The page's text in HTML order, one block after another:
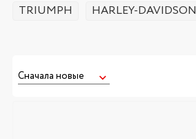
TRIUMPH HARLEY-DAVIDSON